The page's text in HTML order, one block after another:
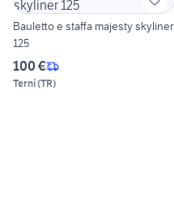
Bauletto e staffa majesty skyliner
125
100 €
Terni(TR)